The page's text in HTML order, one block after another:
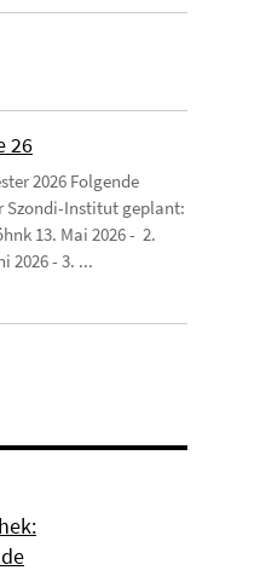
26
2026 Folgende
Szondi-Institut geplant:
13. Mai 2026 - 2.
2026 - 3. ...